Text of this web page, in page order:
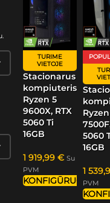
TURIME
VIETOJE
Stacionarus
kompiuteris
Ryzen 5
9600X, RTX
5060 Ti
16GB
1 919,99 € Su
PVM
KONFIGŪRUOTI
5060
16GB
1
PVM